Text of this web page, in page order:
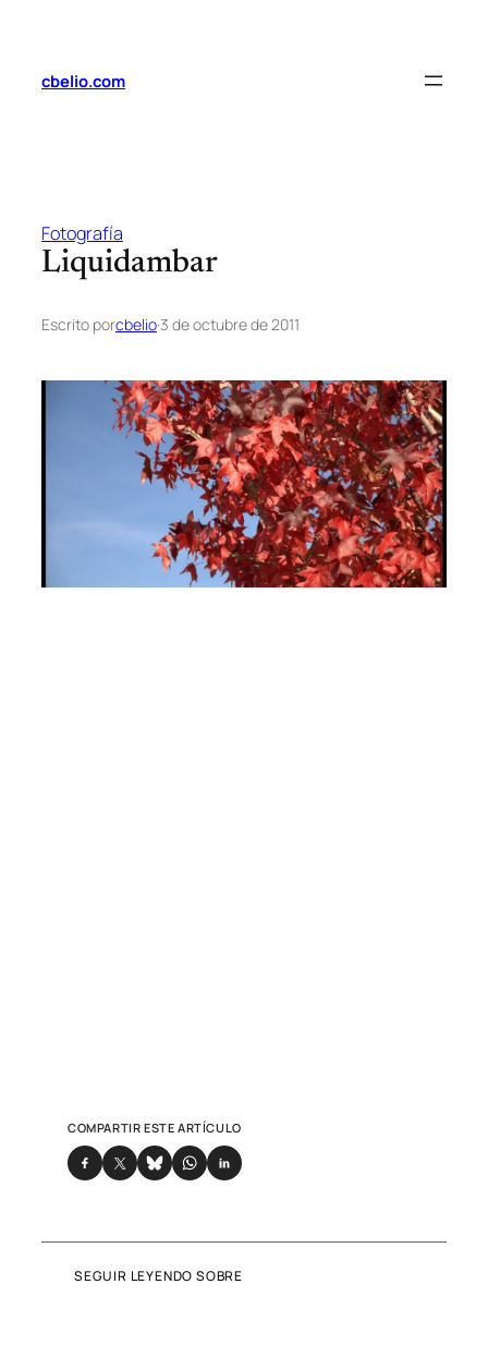
contenido
cbelio.com
Fotografía
Liquidambar
Escrito porcbelio·3 de octubre de 2011
COMPARTIR ESTE ARTÍCULO
SEGUIR LEYENDO SOBRE